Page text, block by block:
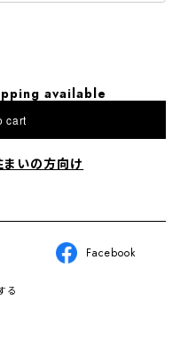
available
cart
いの方向け
Facebook
る